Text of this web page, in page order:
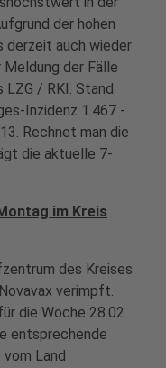
der hohen
derzeit auch wieder
der Fälle
LZG / RKI. Stand
Inzidenz 1.467 -
Rechnet man die
die aktuelle 7-
im Kreis
des Kreises
verimpft.
die Woche 28.02.
entsprechende
Land